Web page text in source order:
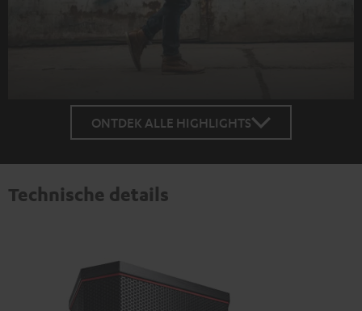
ONTDEK ALLE HIGHLIGHTS
Technische details